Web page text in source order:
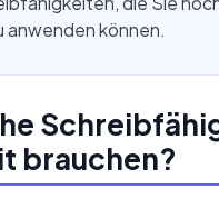
anwenden können.
brauchen?